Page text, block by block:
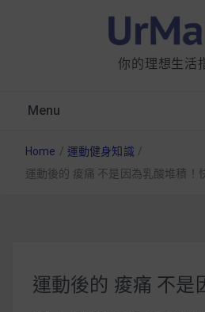
你的理想生活
Menu
Home / 運動健身知識 /
運動後的 痠痛 不是因為乳酸堆積！
運動後的 痠痛 不是